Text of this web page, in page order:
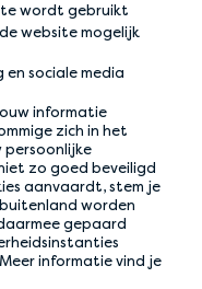
wordt gebruikt
website mogelijk
en sociale media
informatie
zich in het
persoonlijke
zo goed beveiligd
aanvaardt, stem je
worden
gepaard
informatie vind je
met